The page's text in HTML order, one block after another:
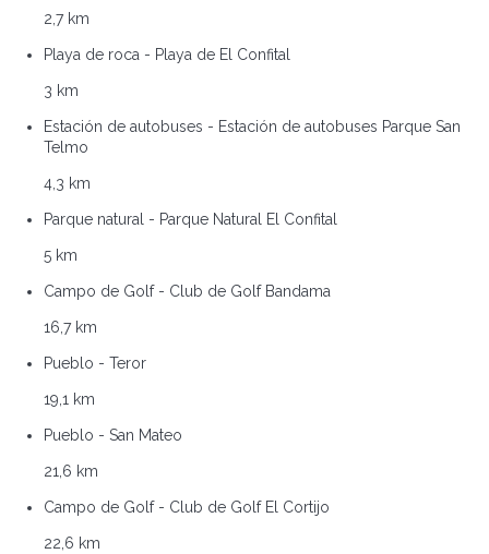
2,7 km
Playa de roca - Playa de El Confital
3 km
Estación de autobuses - Estación de autobuses Parque San
Telmo
4,3 km
Parque natural - Parque Natural El Confital
5 km
Campo de Golf - Club de Golf Bandama
16,7 km
Pueblo - Teror
19,1 km
Pueblo - San Mateo
21,6 km
Campo de Golf - Club de Golf El Cortijo
22,6 km